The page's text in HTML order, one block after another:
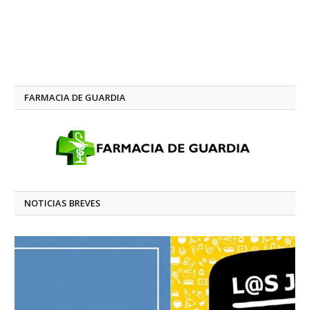
FARMACIA DE GUARDIA
NOTICIAS BREVES